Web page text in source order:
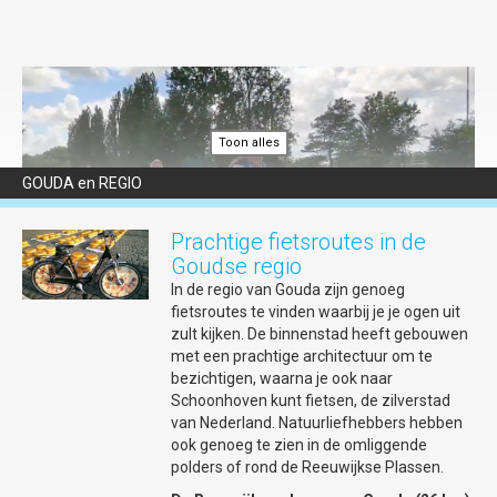
nieuwsbrief.
NIEUWE LOCATIE: KANAALSTRAAT 31 -
NIEUWE LOCATIE: KANAALSTRAAT 31
Kom onder begeleiding van ervaren en enthousiaste clubleden
kennis maken met de Reeuwijkse plassen en de kanosport. In de
maanden juni, juli en augustus bent u vanaf 18.30 uur van harte
welkom voor een gratis inloopavond op de eerste dinsdag en
derde donderdag van de maand.
Toon alles
GOUDA en REGIO
Prachtige fietsroutes in de
Goudse regio
In de regio van Gouda zijn genoeg
fietsroutes te vinden waarbij je je ogen uit
zult kijken. De binnenstad heeft gebouwen
met een prachtige architectuur om te
bezichtigen, waarna je ook naar
Schoonhoven kunt fietsen, de zilverstad
van Nederland. Natuurliefhebbers hebben
ook genoeg te zien in de omliggende
polders of rond de Reeuwijkse Plassen.